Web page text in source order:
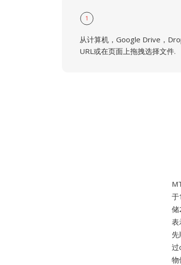
1
从计算机，Google Drive，
URL或在页面上拖拽选择文件.
于
储
表
过
物